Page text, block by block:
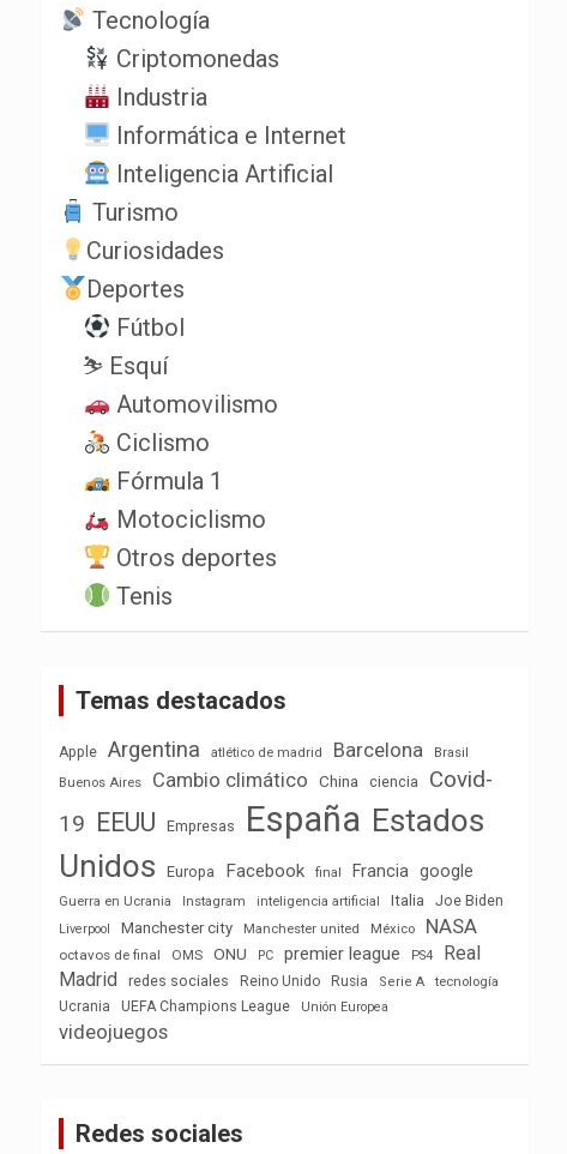
Tecnología
Criptomonedas
Industria
Informática e Internet
Inteligencia Artificial
Turismo
Curiosidades
Deportes
Fútbol
⛷️ Esquí
Automovilismo
Ciclismo
Fórmula 1
Motociclismo
Otros deportes
Tenis
Temas destacados
Apple Argentina atlético de madrid Barcelona
Brasil
Buenos Aires
Cambio climático China ciencia
Covid-
19
EEUU Empresas España Estados
Unidos
Europa Facebook final Francia google
Guerra en Ucrania Instagram inteligencia artificial Italia Joe Biden
Liverpool Manchester city Manchester united México NASA
octavos de final OMS ONU PC premier league PS4
Real
Madrid
redes sociales Reino Unido Rusia Serie A
tecnología
Ucrania
UEFA Champions League Unión Europea
videojuegos
Redes sociales